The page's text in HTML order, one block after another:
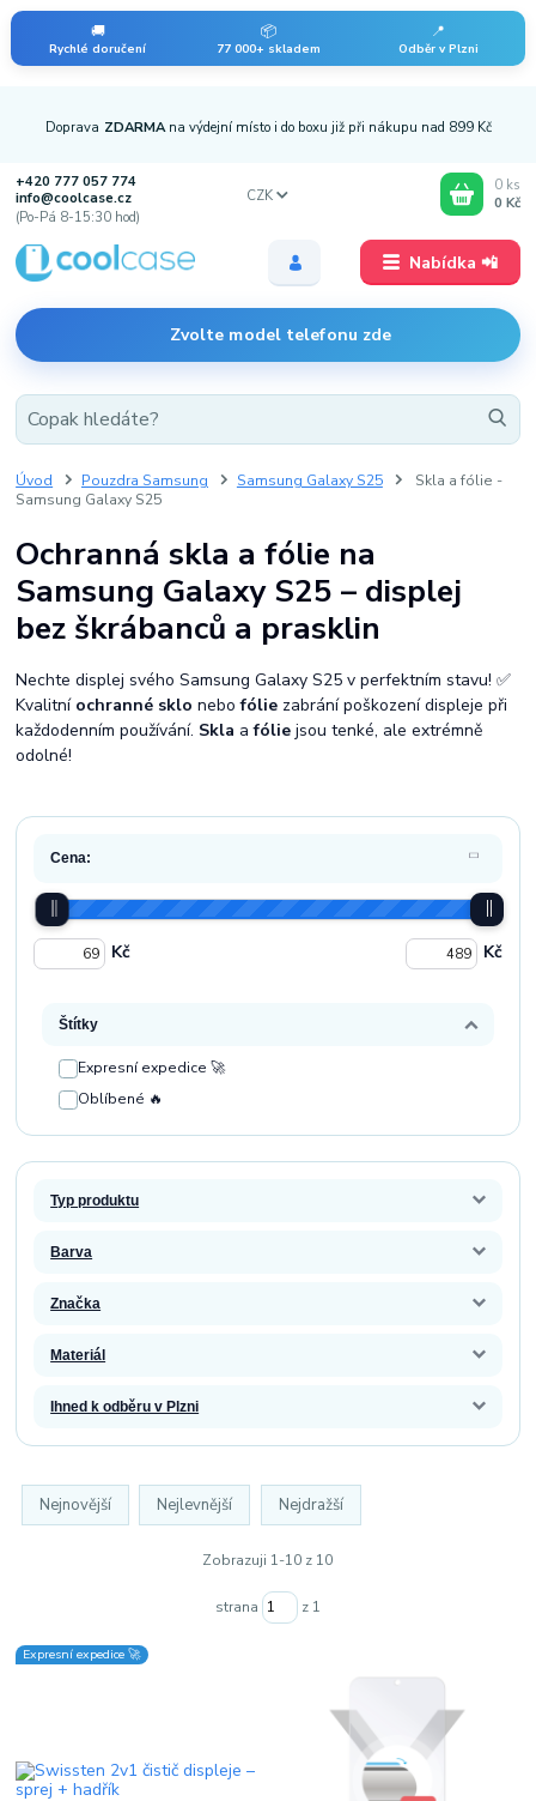
🚚
Rychlé doručení
📦
77 000+ skladem
📍
Odběr v Plzni
Nabídka 📲
Doprava ZDARMA na výdejní místo i do boxu již při nákupu nad 899 Kč
+420 777 057 774
info@coolcase.cz
(Po-Pá 8-15:30 hod)
Zvolte model telefonu zde
CZK
0 ks
0 Kč
Úvod Pouzdra Samsung Samsung Galaxy S25
Skla a fólie -
Samsung Galaxy S25
Ochranná skla a fólie na
Samsung Galaxy S25 – displej
bez škrábanců a prasklin
Nechte displej svého Samsung Galaxy S25 v perfektním stavu! ✅
Kvalitní ochranné sklo nebofólie zabrání poškození displeje při
každodenním používání. Skla afólie jsou tenké, ale extrémně
odolné!
Cena:
Kč Kč
Štítky
Expresní expedice 🚀
Oblíbené 🔥
Typ produktu
Barva
Značka
Materiál
Ihned k odběru v Plzni
Nejnovější Nejlevnější Nejdražší
Zobrazuji 1-10 z 10
strana z 1
Expresní expedice 🚀